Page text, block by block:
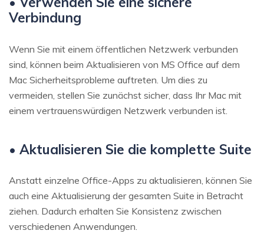
Verbindung
Wenn Sie mit einem öffentlichen Netzwerk verbunden
sind, können beim Aktualisieren von MS Office auf dem
Mac Sicherheitsprobleme auftreten. Um dies zu
vermeiden, stellen Sie zunächst sicher, dass Ihr Mac mit
einem vertrauenswürdigen Netzwerk verbunden ist.
• Aktualisieren Sie die komplette Suite
Anstatt einzelne Office-Apps zu aktualisieren, können Sie
auch eine Aktualisierung der gesamten Suite in Betracht
ziehen. Dadurch erhalten Sie Konsistenz zwischen
verschiedenen Anwendungen.